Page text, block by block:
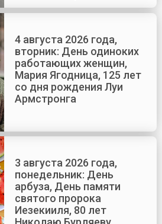
4 августа 2026 года,
вторник: День одиноких
работающих женщин,
Мария Ягодница, 125 лет
со дня рождения Луи
Армстронга
3 августа 2026 года,
понедельник: День
арбуза, День памяти
святого пророка
Иезекииля, 80 лет